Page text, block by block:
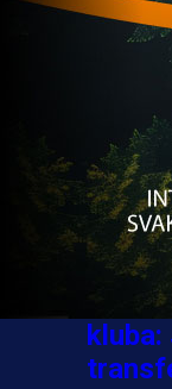
3
A Selekcija
Jovo
4 dan 20 h
A